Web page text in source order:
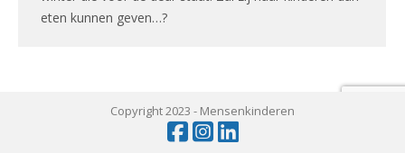
eten kunnen geven…?
Copyright 2023 - Mensenkinderen